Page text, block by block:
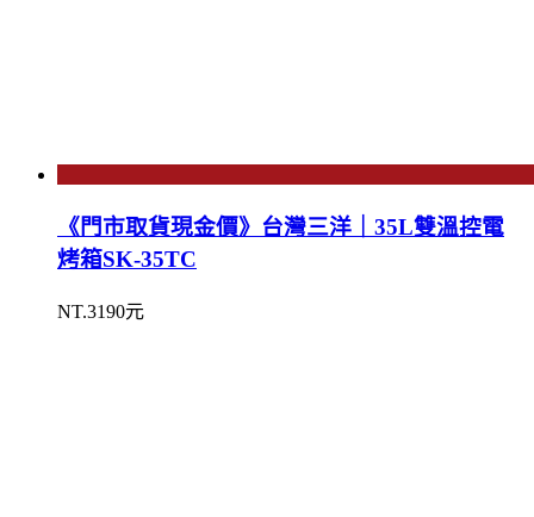
《門市取貨現金價》台灣三洋｜35L雙溫控電
烤箱SK-35TC
NT.3190元